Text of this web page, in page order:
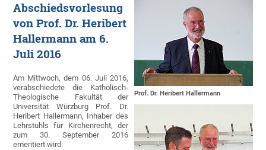
Prof. Dr. Heribert Hallermann
Abschiedsvorlesung
von Prof. Dr. Heribert
Hallermann am 6.
Juli 2016
Am Mittwoch, dem 06. Juli 2016,
verabschiedete die Katholisch-
Theologische Fakultät der
Universität Würzburg Prof. Dr.
Heribert Hallermann, Inhaber des
Lehrstuhls für Kirchenrecht, der
zum 30. September 2016
emeritiert wird.